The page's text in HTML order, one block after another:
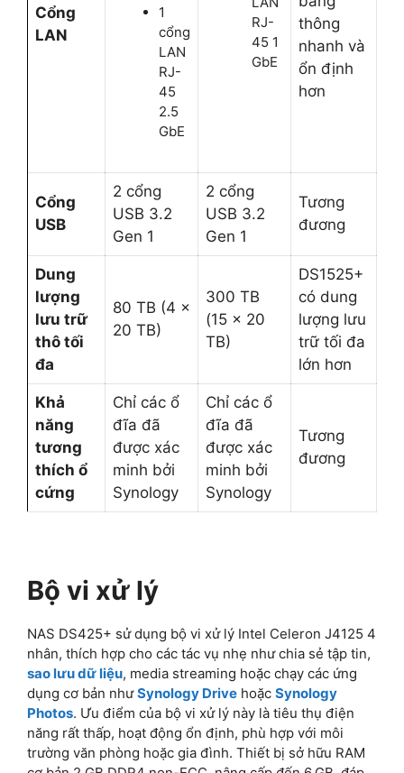
Cổng
LAN
1
cổng
LAN
RJ-
45
2.5
GbE
RJ-
45 1
GbE
thông
nhanh và
ổn định
hơn
Cổng
USB
2 cổng
USB 3.2
Gen 1
2 cổng
USB 3.2
Gen 1
Tương
đương
Dung
lượng
lưu trữ
thô tối
đa
80 TB (4 ×
20 TB)
300 TB
(15 x 20
TB)
DS1525+
có dung
lượng lưu
trữ tối đa
lớn hơn
Khả
năng
tương
thích ổ
cứng
Chỉ các ổ
đĩa đã
được xác
minh bởi
Synology
Chỉ các ổ
đĩa đã
được xác
minh bởi
Synology
Tương
đương
Bộ vi xử lý
NAS DS425+ sử dụng bộ vi xử lý Intel Celeron J4125 4
nhân, thích hợp cho các tác vụ nhẹ như chia sẻ tập tin,
sao lưu dữ liệu, media streaming hoặc chạy các ứng
dụng cơ bản nhưSynology Drive hoặc Synology
Photos. Ưu điểm của bộ vi xử lý này là tiêu thụ điện
năng rất thấp, hoạt động ổn định, phù hợp với môi
trường văn phòng hoặc gia đình. Thiết bị sở hữu RAM